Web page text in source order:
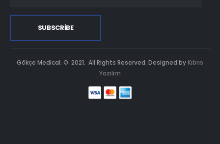
Gökçe Medical. © 2021. All Rights Reserved. Designed by Kıbrıs
Yazılım